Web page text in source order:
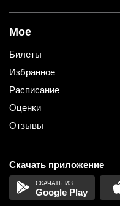
Мое
Билеты
Избранное
Расписание
Оценки
Отзывы
Скачать приложение
Google Play